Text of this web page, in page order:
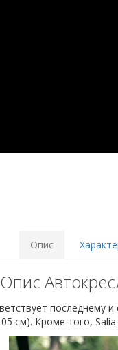
Опис
Опис
последнему
см). Кроме того,